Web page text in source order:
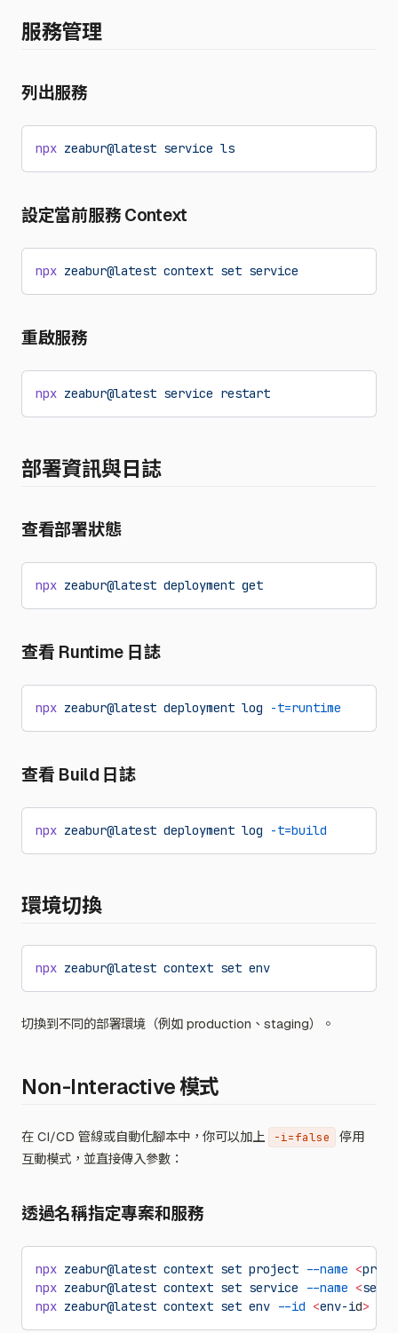
服務管理
列出服務
npx zeabur@latest service ls
設定當前服務 Context
npx zeabur@latest context set service
重啟服務
npx zeabur@latest service restart
部署資訊與日誌
查看部署狀態
npx zeabur@latest deployment get
查看 Runtime 日誌
npx zeabur@latest deployment log -t=runtime
查看 Build 日誌
npx zeabur@latest deployment log -t=build
環境切換
npx zeabur@latest context set env
切換到不同的部署環境（例如 production、staging）。
Non-Interactive 模式
在 CI/CD 管線或自動化腳本中，你可以加上 -i=false
停用
互動模式，並直接傳入參數：
透過名稱指定專案和服務
npx zeabur@latest context set project --name <
npx zeabur@latest context set service --name <
npx zeabur@latest context set env --id <env-id>